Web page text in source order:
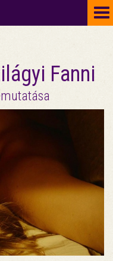
Fanni